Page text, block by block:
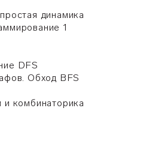
динамика
1
DFS
Обход BFS
комбинаторика